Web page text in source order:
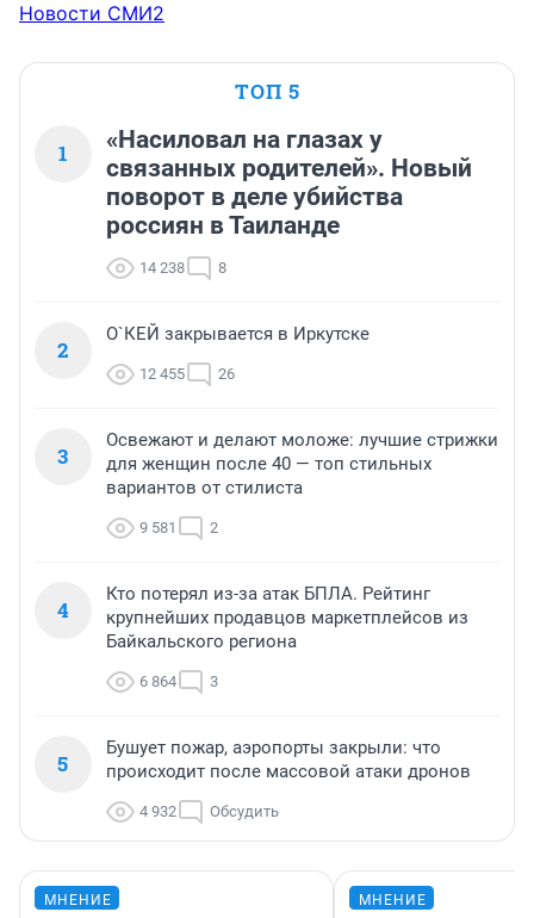
Новости СМИ2
ТОП 5
1
«Насиловал на глазах у
связанных родителей». Новый
поворот в деле убийства
россиян в Таиланде
14 238 8
2
О`КЕЙ закрывается в Иркутске
12 455 26
3
Освежают и делают моложе: лучшие стрижки
для женщин после 40 — топ стильных
вариантов от стилиста
9 581 2
4
Кто потерял из-за атак БПЛА. Рейтинг
крупнейших продавцов маркетплейсов из
Байкальского региона
6 864 3
5
Бушует пожар, аэропорты закрыли: что
происходит после массовой атаки дронов
4 932 Обсудить
МНЕНИЕ МНЕНИЕ